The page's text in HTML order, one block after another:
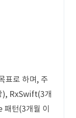
표로 하며, 주
), RxSwift(3개
턴(3개월 이